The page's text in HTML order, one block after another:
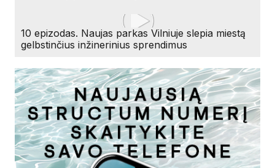
10 epizodas. Naujas parkas Vilniuje slepia miestą
gelbstinčius inžinerinius sprendimus